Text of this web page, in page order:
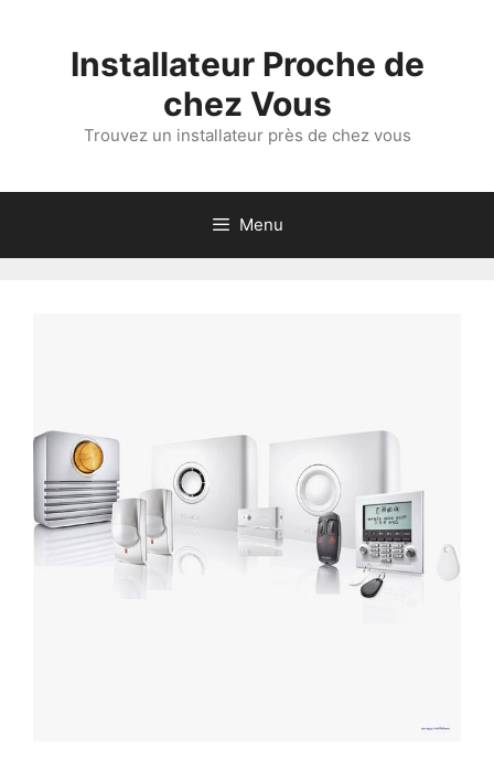
Installateur Proche de
chez Vous
Trouvez un installateur près de chez vous
Menu